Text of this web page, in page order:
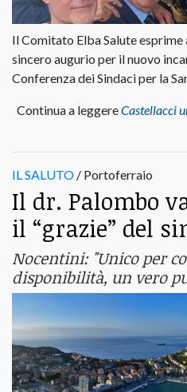
Il Comitato Elba Salute
sincero augurio per il nuovo
Conferenza dei Sindaci per la
Continua a leggereCastellacci
IL SALUTO / Portoferraio
Il dr. Palombo
il “grazie” del
Nocentini: "Unico per
disponibilità, un vero